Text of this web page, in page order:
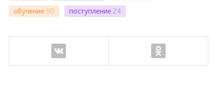
обучение 90 поступление 24